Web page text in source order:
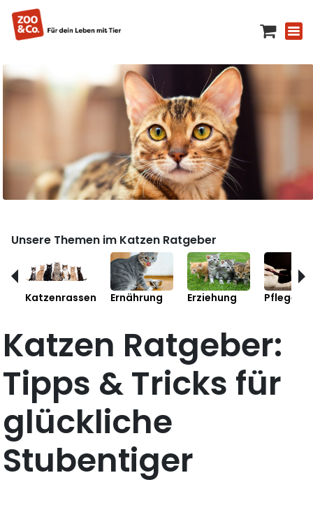
Unsere Themen im Katzen Ratgeber
Katzenrassen Ernährung Erziehung Pflege
Katzen Ratgeber:
Tipps & Tricks für
glückliche
Stubentiger